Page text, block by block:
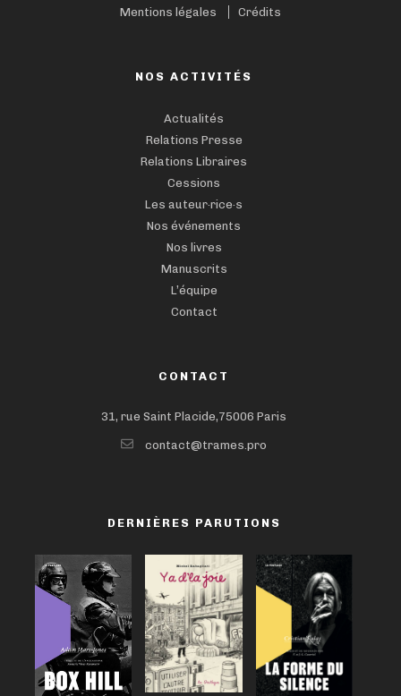
Mentions légales Crédits
NOS ACTIVITÉS
Actualités
Relations Presse
Relations Libraires
Cessions
Les auteur·rice·s
Nos événements
Nos livres
Manuscrits
L’équipe
Contact
CONTACT
31, rue Saint Placide,75006 Paris
contact@trames.pro
DERNIÈRES PARUTIONS